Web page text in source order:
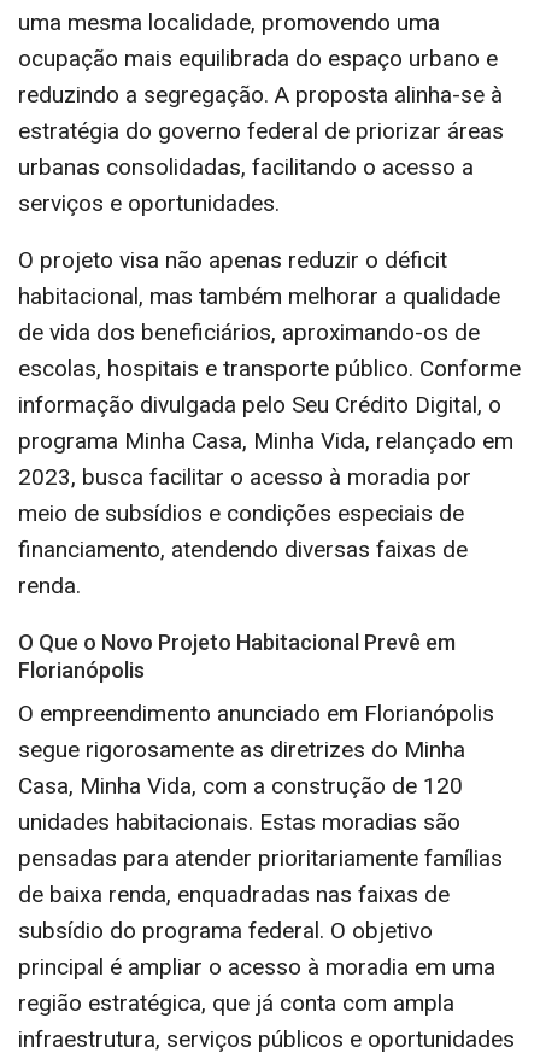
uma mesma localidade, promovendo uma
ocupação mais equilibrada do espaço urbano e
reduzindo a segregação. A proposta alinha-se à
estratégia do governo federal de priorizar áreas
urbanas consolidadas, facilitando o acesso a
serviços e oportunidades.
O projeto visa não apenas reduzir o déficit
habitacional, mas também melhorar a qualidade
de vida dos beneficiários, aproximando-os de
escolas, hospitais e transporte público. Conforme
informação divulgada pelo Seu Crédito Digital, o
programa Minha Casa, Minha Vida, relançado em
2023, busca facilitar o acesso à moradia por
meio de subsídios e condições especiais de
financiamento, atendendo diversas faixas de
renda.
O Que o Novo Projeto Habitacional Prevê em
Florianópolis
O empreendimento anunciado em Florianópolis
segue rigorosamente as diretrizes do Minha
Casa, Minha Vida, com a construção de 120
unidades habitacionais. Estas moradias são
pensadas para atender prioritariamente famílias
de baixa renda, enquadradas nas faixas de
subsídio do programa federal. O objetivo
principal é ampliar o acesso à moradia em uma
região estratégica, que já conta com ampla
infraestrutura, serviços públicos e oportunidades